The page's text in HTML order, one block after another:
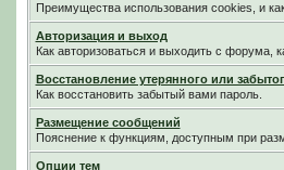
Преимущества использования cookies, и
Авторизация и выход
Как авторизоваться и выходить с форума,
Восстановление утерянного или
Как восстановить забытый вами пароль.
Размещение сообщений
Пояснение к функциям, доступным при
Опции тем